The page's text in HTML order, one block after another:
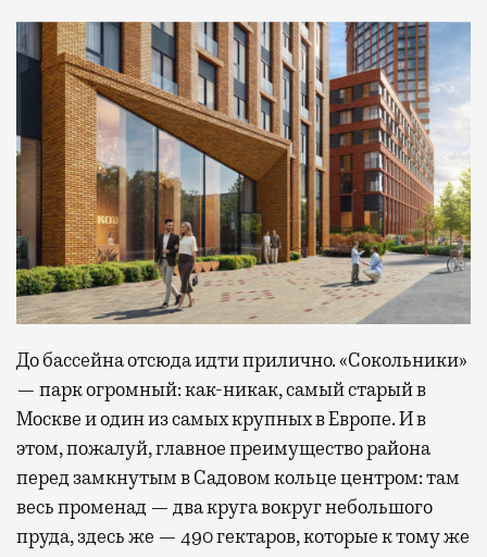
До бассейна отсюда идти прилично. «Сокольники»
— парк огромный: как-никак, самый старый в
Москве и один из самых крупных в Европе. И в
этом, пожалуй, главное преимущество района
перед замкнутым в Садовом кольце центром: там
весь променад — два круга вокруг небольшого
пруда, здесь же — 490 гектаров, которые к тому же